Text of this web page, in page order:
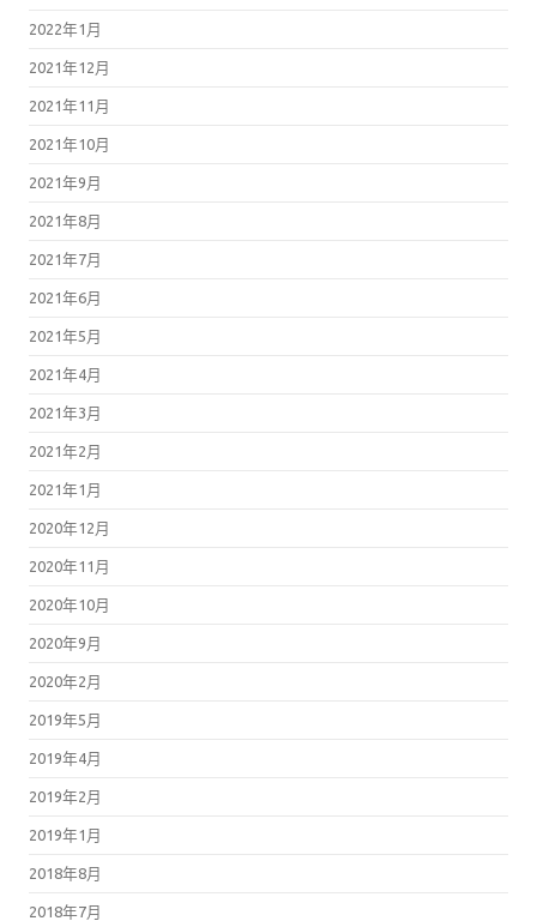
2022年1月
2021年12月
2021年11月
2021年10月
2021年9月
2021年8月
2021年7月
2021年6月
2021年5月
2021年4月
2021年3月
2021年2月
2021年1月
2020年12月
2020年11月
2020年10月
2020年9月
2020年2月
2019年5月
2019年4月
2019年2月
2019年1月
2018年8月
2018年7月